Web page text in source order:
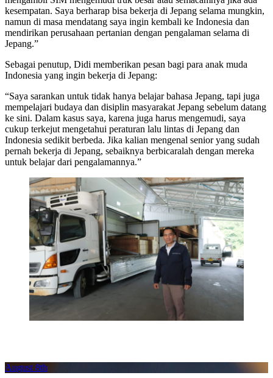
kesempatan. Saya berharap bisa bekerja di Jepang selama mungkin,
namun di masa mendatang saya ingin kembali ke Indonesia dan
mendirikan perusahaan pertanian dengan pengalaman selama di
Jepang.”
Sebagai penutup, Didi memberikan pesan bagi para anak muda
Indonesia yang ingin bekerja di Jepang:
“Saya sarankan untuk tidak hanya belajar bahasa Jepang, tapi juga
mempelajari budaya dan disiplin masyarakat Jepang sebelum datang
ke sini. Dalam kasus saya, karena juga harus mengemudi, saya
cukup terkejut mengetahui peraturan lalu lintas di Jepang dan
Indonesia sedikit berbeda. Jika kalian mengenal senior yang sudah
pernah bekerja di Jepang, sebaiknya berbicaralah dengan mereka
untuk belajar dari pengalamannya.”
August 8th